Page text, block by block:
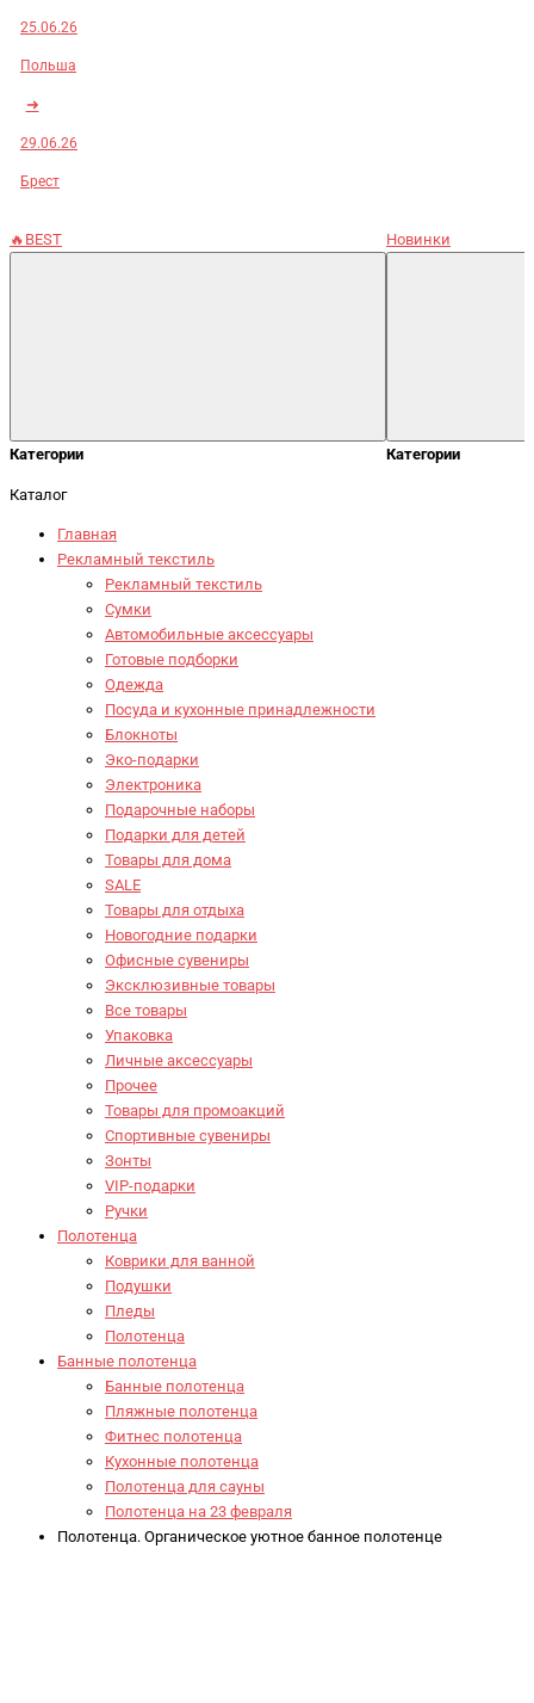
25.06.26
Польша
➜
29.06.26
Брест
🔥BEST
Категории
Новинки
Категории
Каталог
Главная
Рекламный текстиль
Рекламный текстиль
Сумки
Автомобильные аксессуары
Готовые подборки
Одежда
Посуда и кухонные принадлежности
Блокноты
Эко-подарки
Электроника
Подарочные наборы
Подарки для детей
Товары для дома
SALE
Товары для отдыха
Новогодние подарки
Офисные сувениры
Эксклюзивные товары
Все товары
Упаковка
Личные аксессуары
Прочее
Товары для промоакций
Спортивные сувениры
Зонты
VIP-подарки
Ручки
Полотенца
Коврики для ванной
Подушки
Пледы
Полотенца
Банные полотенца
Банные полотенца
Пляжные полотенца
Фитнес полотенца
Кухонные полотенца
Полотенца для сауны
Полотенца на 23 февраля
Полотенца. Органическое уютное банное полотенце